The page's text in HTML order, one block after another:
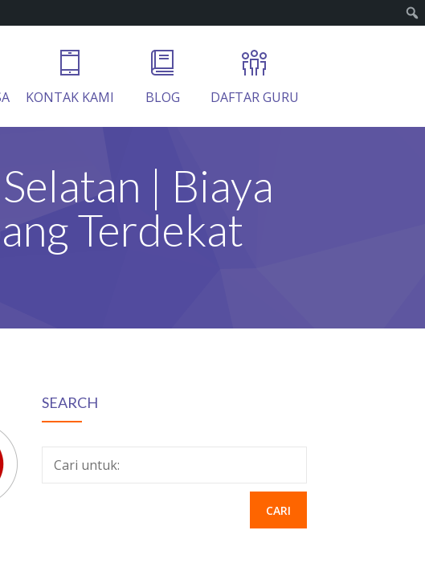
KONTAK KAMI BLOG DAFTAR GURU
| Biaya
Terdekat
SEARCH
Cari untuk: